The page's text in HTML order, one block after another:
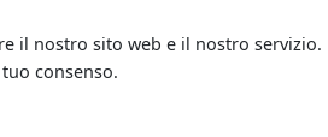
il nostro sito web e il nostro servizio.
consenso.
sapere al riguardo